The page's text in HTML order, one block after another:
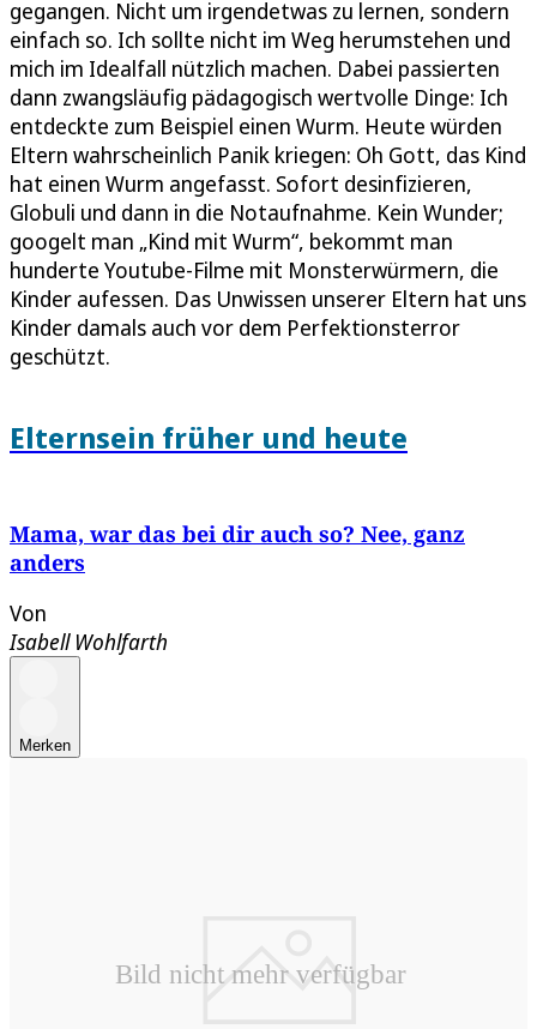
gegangen. Nicht um irgendetwas zu lernen, sondern
einfach so. Ich sollte nicht im Weg herumstehen und
mich im Idealfall nützlich machen. Dabei passierten
dann zwangsläufig pädagogisch wertvolle Dinge: Ich
entdeckte zum Beispiel einen Wurm. Heute würden
Eltern wahrscheinlich Panik kriegen: Oh Gott, das Kind
hat einen Wurm angefasst. Sofort desinfizieren,
Globuli und dann in die Notaufnahme. Kein Wunder;
googelt man „Kind mit Wurm“, bekommt man
hunderte Youtube-Filme mit Monsterwürmern, die
Kinder aufessen. Das Unwissen unserer Eltern hat uns
Kinder damals auch vor dem Perfektionsterror
geschützt.
Elternsein früher und heute
Mama, war das bei dir auch so? Nee, ganz
anders
Von
Isabell Wohlfarth
Merken